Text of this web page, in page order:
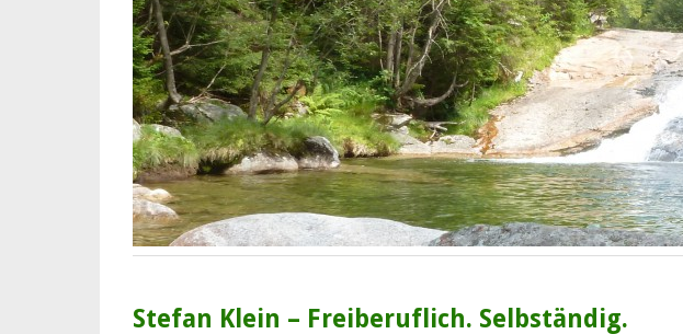
Stefan Klein – Freiberuflich. Selbständig.